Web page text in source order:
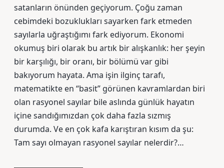
satanların önünden geçiyorum. Çoğu zaman
cebimdeki bozuklukları sayarken fark etmeden
sayılarla uğraştığımı fark ediyorum. Ekonomi
okumuş biri olarak bu artık bir alışkanlık: her şeyin
bir karşılığı, bir oranı, bir bölümü var gibi
bakıyorum hayata. Ama işin ilginç tarafı,
matematikte en “basit” görünen kavramlardan biri
olan rasyonel sayılar bile aslında günlük hayatın
içine sandığımızdan çok daha fazla sızmış
durumda. Ve en çok kafa karıştıran kısım da şu:
Tam sayı olmayan rasyonel sayılar nelerdir?…